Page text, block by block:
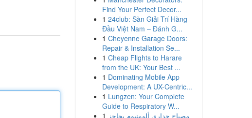
Find Your Perfect Decor...
1 24club: Sàn Giải Trí Hàng
Đầu Việt Nam – Đánh G...
1 Cheyenne Garage Doors:
Repair & Installation Se...
1 Cheap Flights to Harare
from the UK: Your Best ...
1 Dominating Mobile App
Development: A UX-Centric...
1 Lungzen: Your Complete
Guide to Respiratory W...
1 مصباح جداري ألومنيوم بحاجز